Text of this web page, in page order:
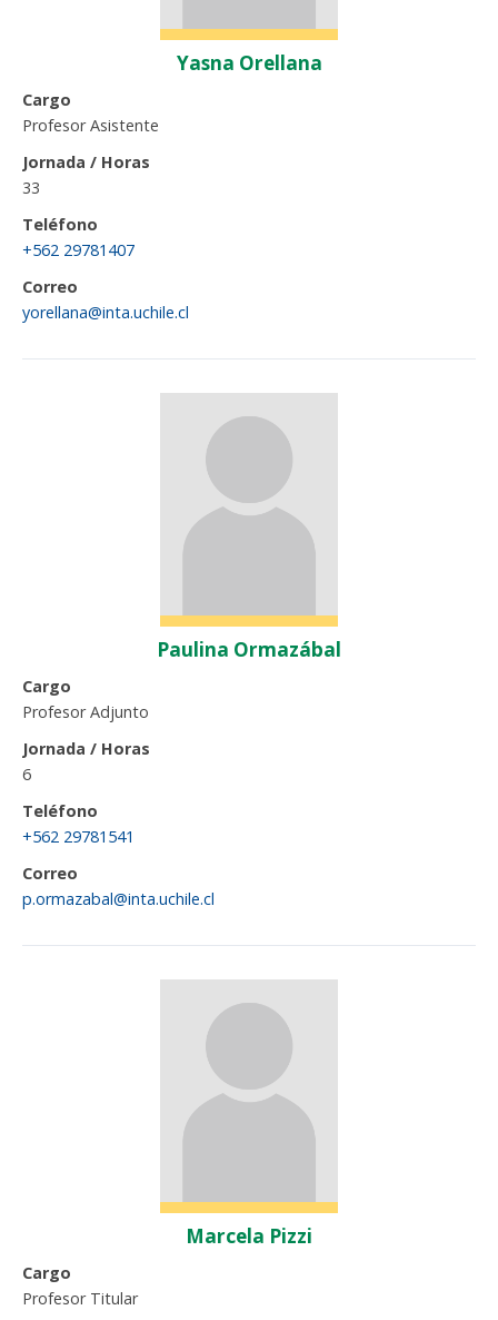
Yasna Orellana
Cargo
Profesor Asistente
Jornada / Horas
33
Teléfono
+562 29781407
Correo
yorellana@inta.uchile.cl
Paulina Ormazábal
Cargo
Profesor Adjunto
Jornada / Horas
6
Teléfono
+562 29781541
Correo
p.ormazabal@inta.uchile.cl
Marcela Pizzi
Cargo
Profesor Titular